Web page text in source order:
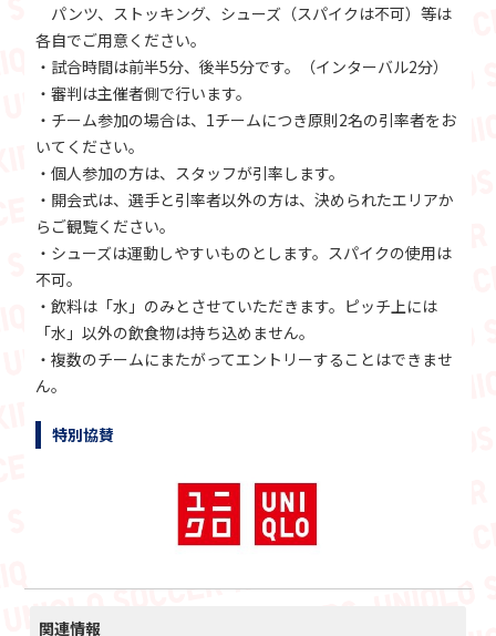
パンツ、ストッキング、シューズ（スパイクは不可）等は
各自でご用意ください。
・試合時間は前半5分、後半5分です。（インターバル2分）
・審判は主催者側で行います。
・チーム参加の場合は、1チームにつき原則2名の引率者をお
いてください。
・個人参加の方は、スタッフが引率します。
・開会式は、選手と引率者以外の方は、決められたエリアか
らご観覧ください。
・シューズは運動しやすいものとします。スパイクの使用は
不可。
・飲料は「水」のみとさせていただきます。ピッチ上には
「水」以外の飲食物は持ち込めません。
・複数のチームにまたがってエントリーすることはできませ
ん。
特別協賛
関連情報